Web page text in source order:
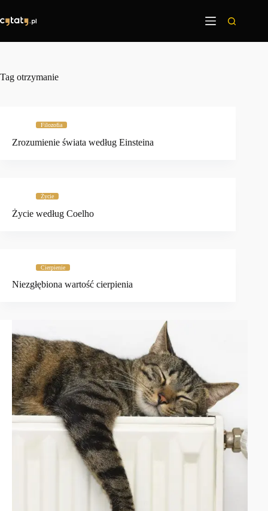
treści
Tag otrzymanie
Filozofia
Zrozumienie świata według Einsteina
Życie
Życie według Coelho
Cierpienie
Niezgłębiona wartość cierpienia